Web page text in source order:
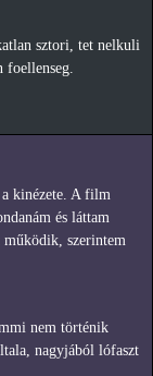
sztori, tet nelkuli
foellenseg.
kinézete. A film
és láttam
szerintem
nem történik
nagyjából lófaszt